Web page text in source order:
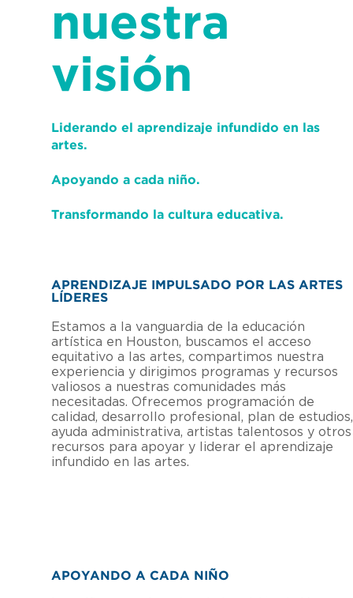
nuestra
visión
Liderando el aprendizaje infundido en las
artes.
Apoyando a cada niño.
Transformando la cultura educativa.
APRENDIZAJE IMPULSADO POR LAS ARTES
LÍDERES
Estamos a la vanguardia de la educación
artística en Houston, buscamos el acceso
equitativo a las artes, compartimos nuestra
experiencia y dirigimos programas y recursos
valiosos a nuestras comunidades más
necesitadas. Ofrecemos programación de
calidad, desarrollo profesional, plan de estudios,
ayuda administrativa, artistas talentosos y otros
recursos para apoyar y liderar el aprendizaje
infundido en las artes.
APOYANDO A CADA NIÑO